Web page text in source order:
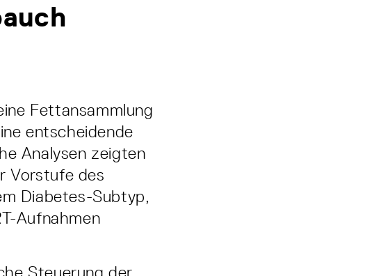
Fettansammlung
entscheidende
Analysen zeigten
Vorstufe des
Diabetes-Subtyp,
Aufnahmen